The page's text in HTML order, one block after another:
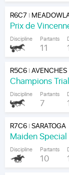
R6C7 |
Prix de
Discipline Partants
11
R5C6|AVENCHES
Champions
Discipline Partants
7
R7C6|SARATOGA
Maiden
Discipline Partants
10